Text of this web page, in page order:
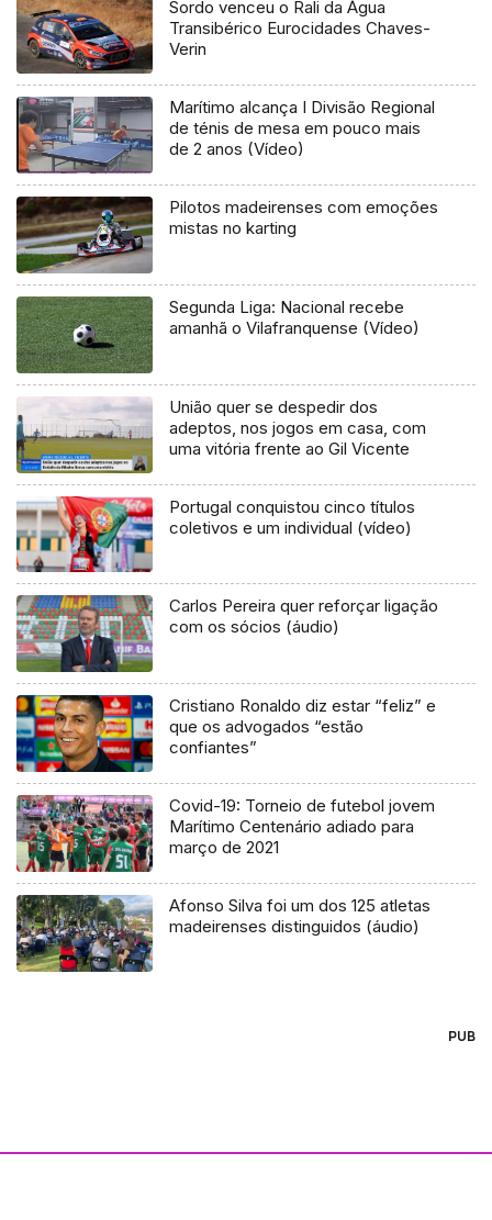
Sordo venceu o Rali da Água
Transibérico Eurocidades Chaves-
Verin
Marítimo alcança I Divisão Regional
de ténis de mesa em pouco mais
de 2 anos (Vídeo)
Pilotos madeirenses com emoções
mistas no karting
Segunda Liga: Nacional recebe
amanhã o Vilafranquense (Vídeo)
União quer se despedir dos
adeptos, nos jogos em casa, com
uma vitória frente ao Gil Vicente
Portugal conquistou cinco títulos
coletivos e um individual (vídeo)
Carlos Pereira quer reforçar ligação
com os sócios (áudio)
Cristiano Ronaldo diz estar “feliz” e
que os advogados “estão
confiantes”
Covid-19: Torneio de futebol jovem
Marítimo Centenário adiado para
março de 2021
Afonso Silva foi um dos 125 atletas
madeirenses distinguidos (áudio)
PUB